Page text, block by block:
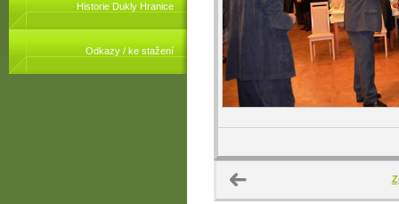
Historie Dukly Hranice
Odkazy / ke stažení